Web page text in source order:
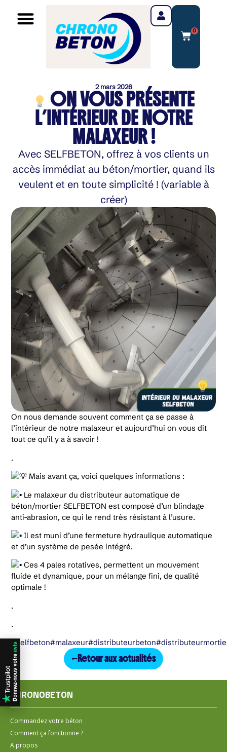
0
2 mars 2026
ON VOUS PRÉSENTE
L’INTÉRIEUR DE NOTRE
MALAXEUR !
Avec SELFBETON, offrez à vos clients un
accès immédiat au béton/mortier, quand ils
veulent et en toute simplicité ! (variable à
créer)
On nous demande souvent comment ça se passe à
l’intérieur de notre malaxeur et aujourd’hui on vous dit
tout ce qu’il y a à savoir !
.
Mais avant ça, voici quelques informations :
Le malaxeur du distributeur automatique de
béton/mortier SELFBETON est composé d’un blindage
anti-abrasion, ce qui le rend très résistant à l’usure.
Il est muni d’une fermeture hydraulique automatique
et d’un système de pesée intégré.
Ces 4 pales rotatives, permettent un mouvement
fluide et dynamique, pour un mélange fini, de qualité
optimale !
.
.
#selfbeton#malaxeur#distributeurbeton
Retour aux actualités
CHRONOBETON
Commandez votre béton
Comment ça fonctionne ?
A propos